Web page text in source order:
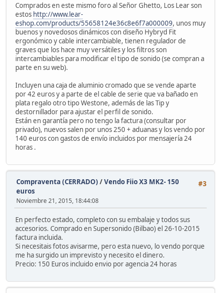
Comprados en este mismo foro al Señor Ghetto, Los Lear son
estos http://www.lear-
eshop.com/products/55658124e36c8e6f7a000009, unos muy
buenos y novedosos dinámicos con diseño Hybryd Fit
ergonómico y cable intercambiable, tienen regulador de
graves que los hace muy versátiles y los filtros son
intercambiables para modificar el tipo de sonido (se compran a
parte en su web).
Incluyen una caja de aluminio cromado que se vende aparte
por 42 euros y a parte de el cable de serie que va bañado en
plata regalo otro tipo Westone, además de las Tip y
destornillador para ajustar el perfil de sonido.
Están en garantía pero no tengo la factura (consultar por
privado), nuevos salen por unos 250 + aduanas y los vendo por
140 euros con gastos de envío incluidos por mensajería 24
horas .
#3
Compraventa (CERRADO) /Vendo Fiio X3 MK2- 150
euros
Noviembre 21, 2015, 18:44:08
En perfecto estado, completo con su embalaje y todos sus
accesorios. Comprado en Supersonido (Bilbao) el 26-10-2015
factura incluida.
Si necesitais fotos avisarme, pero esta nuevo, lo vendo porque
me ha surgido un imprevisto y necesito el dinero.
Precio: 150 Euros incluido envio por agencia 24 horas